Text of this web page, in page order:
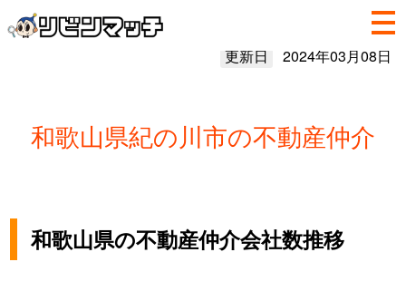
更新日 2024年03月08日
和歌山県紀の川市の不動産仲介
和歌山県の不動産仲介会社数推移